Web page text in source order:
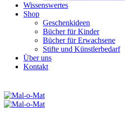
Wissenswertes
Shop
Geschenkideen
Bücher für Kinder
Bücher für Erwachsene
Stifte und Künstlerbedarf
Über uns
Kontakt